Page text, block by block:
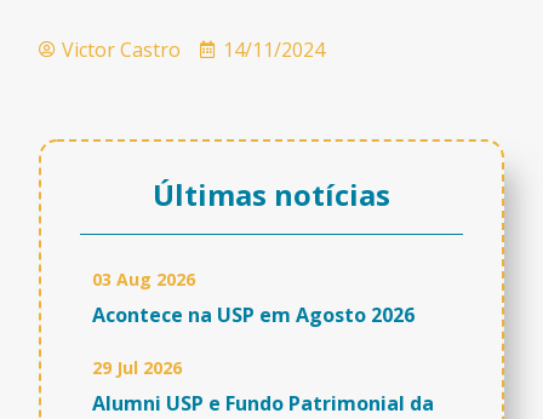
Victor Castro 14/11/2024
Últimas notícias
03 Aug 2026
Acontece na USP em Agosto 2026
29 Jul 2026
Alumni USP e Fundo Patrimonial da